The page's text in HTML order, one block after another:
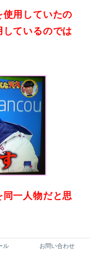
使用していたの
ているのでは
同一人物だと思
ル お問い合わせ